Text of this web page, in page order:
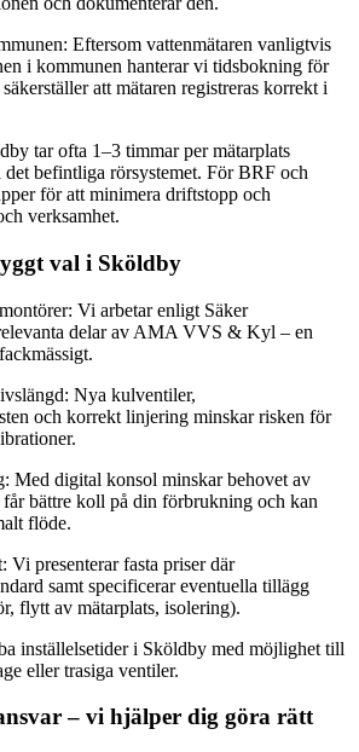
Eftersom vattenmätaren vanligtvis
i kommunen hanterar vi tidsbokning för
att mätaren registreras korrekt i
tar ofta 1–3 timmar per mätarplats
det befintliga rörsystemet. För BRF och
för att minimera driftstopp och
verksamhet.
val i Sköldby
Vi arbetar enligt Säker
delar av AMA VVS & Kyl – en
Nya kulventiler,
och korrekt linjering minskar risken för
Med digital konsol minskar behovet av
bättre koll på din förbrukning och kan
flöde.
presenterar fasta priser där
samt specificerar eventuella tillägg
flytt av mätarplats, isolering).
inställelsetider i Sköldby med möjlighet till
eller trasiga ventiler.
– vi hjälper dig göra rätt